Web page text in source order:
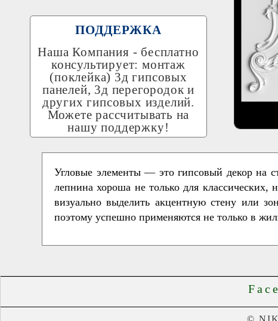
ПОДДЕРЖКА
Наша Компания - бесплатно
консультирует: монтаж
(поклейка) 3д гипсовых
панелей, 3д перегородок и
других гипсовых изделий.
Можете рассчитывать на
нашу поддержку!
Угловые элементы — это гипсовый декор на
лепнина хороша не только для
визуально выделить акцентную стену или
поэтому успешно применяются не только в